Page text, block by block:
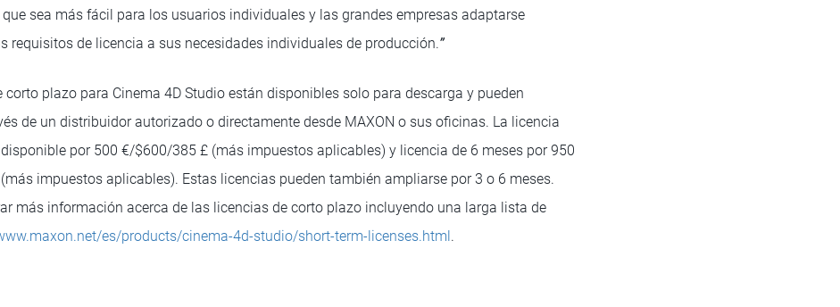
sea más fácil para los usuarios individuales y las grandes empresas adaptarse
requisitos de licencia a sus necesidades individuales de producción.”
corto plazo para Cinema 4D Studio están disponibles solo para descarga y pueden
de un distribuidor autorizado o directamente desde MAXON o sus oficinas. La licencia
por 500 €/$600/385 £ (más impuestos aplicables) y licencia de 6 meses por 950
impuestos aplicables). Estas licencias pueden también ampliarse por 3 o 6 meses.
más información acerca de las licencias de corto plazo incluyendo una larga lista de
es/products/cinema-4d-studio/short-term-licenses.html.